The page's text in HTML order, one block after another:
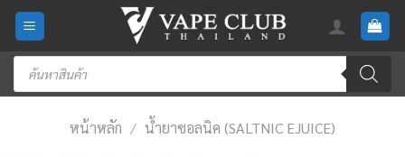
Skip
content
Products
search
หน้าหลัก / น้ำยาซอลนิค (SALTNIC EJUICE)